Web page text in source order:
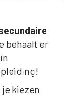
behaalt er
je kiezen